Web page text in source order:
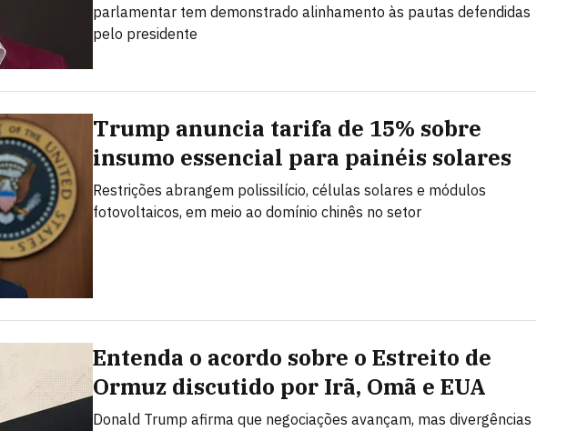
parlamentar tem demonstrado alinhamento às pautas defendidas
pelo presidente
Trump anuncia tarifa de 15% sobre
insumo essencial para painéis solares
Restrições abrangem polissilício, células solares e módulos
fotovoltaicos, em meio ao domínio chinês no setor
Entenda o acordo sobre o Estreito de
Ormuz discutido por Irã, Omã e EUA
Donald Trump afirma que negociações avançam, mas divergências